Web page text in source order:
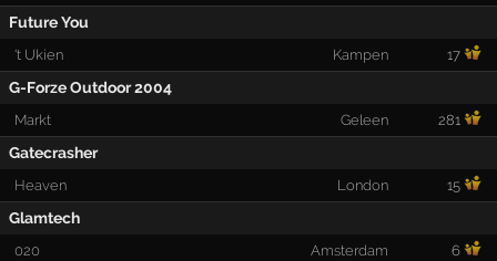
Future You
't Ukien Kampen 17
G-Forze Outdoor 2004
Markt Geleen 281
Gatecrasher
Heaven London 15
Glamtech
020 Amsterdam 6